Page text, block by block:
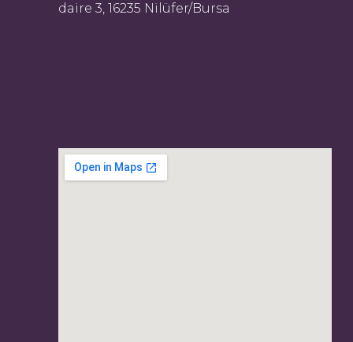
daire 3, 16235 Nilüfer/Bursa